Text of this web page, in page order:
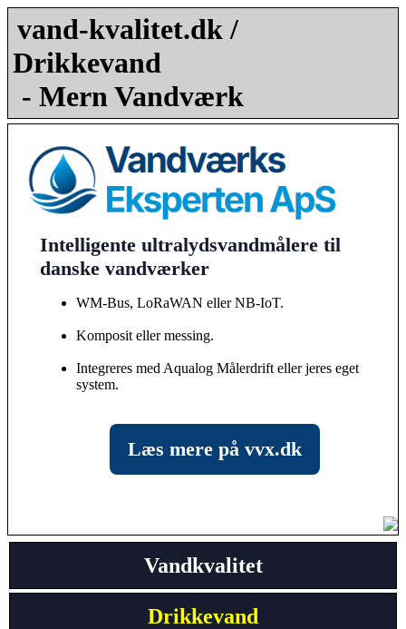
vand-kvalitet.dk /
Drikkevand
- Mern Vandværk
Intelligente ultralydsvandmålere til
danske vandværker
WM-Bus, LoRaWAN eller NB-IoT.
Komposit eller messing.
Integreres med Aqualog Målerdrift eller jeres eget
system.
Læs mere på vvx.dk
Vandkvalitet
Drikkevand